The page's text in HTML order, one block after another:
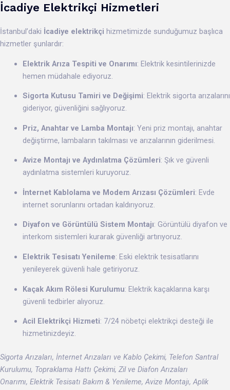
İcadiye Elektrikçi Hizmetleri
İstanbul’daki İcadiye elektrikçi hizmetimizde sunduğumuz başlıca
hizmetler şunlardır:
Elektrik Arıza Tespiti ve Onarımı: Elektrik kesintilerinizde
hemen müdahale ediyoruz.
Sigorta Kutusu Tamiri ve Değişimi: Elektrik sigorta arızalarını
gideriyor, güvenliğini sağlıyoruz.
Priz, Anahtar ve Lamba Montajı: Yeni priz montajı, anahtar
değiştirme, lambaların takılması ve arızalarının giderilmesi.
Avize Montajı ve Aydınlatma Çözümleri: Şık ve güvenli
aydınlatma sistemleri kuruyoruz.
İnternet Kablolama ve Modem Arızası Çözümleri: Evde
internet sorunlarını ortadan kaldırıyoruz.
Diyafon ve Görüntülü Sistem Montajı: Görüntülü diyafon ve
interkom sistemleri kurarak güvenliği artırıyoruz.
Elektrik Tesisatı Yenileme: Eski elektrik tesisatlarını
yenileyerek güvenli hale getiriyoruz.
Kaçak Akım Rölesi Kurulumu: Elektrik kaçaklarına karşı
güvenli tedbirler alıyoruz.
Acil Elektrikçi Hizmeti: 7/24 nöbetçi elektrikçi desteği ile
hizmetinizdeyiz.
Sigorta Arızaları, İnternet Arızaları ve Kablo Çekimi, Telefon Santral
Kurulumu, Topraklama Hattı Çekimi, Zil ve Diafon Arızaları
Onarımı, Elektrik Tesisatı Bakım & Yenileme, Avize Montajı, Aplik